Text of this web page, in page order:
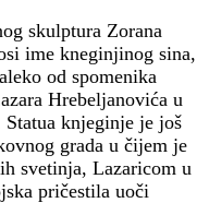
skulptura Zorana
ime kneginjinog sina,
od spomenika
Hrebeljanovića u
knjeginje je još
grada u čijem je
svetinja, Lazaricom u
pričestila uoči